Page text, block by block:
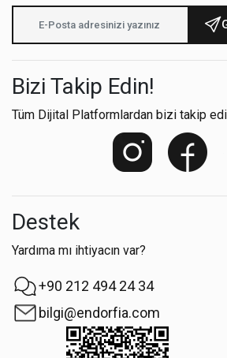
Bizi Takip Edin!
Tüm Dijital Platformlardan bizi takip
Destek
Yardıma mı ihtiyacın var?
+90 212 494 24 34
bilgi@endorfia.com